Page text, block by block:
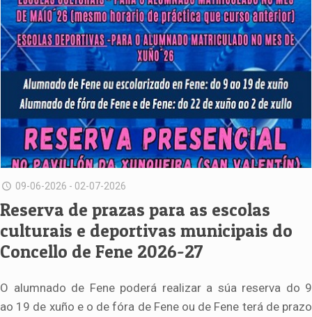
09-06-2026 - 02-07-2026
Reserva de prazas para as escolas
culturais e deportivas municipais do
Concello de Fene 2026-27
O alumnado de Fene poderá realizar a súa reserva do 9
ao 19 de xuño e o de fóra de Fene ou de Fene terá de prazo